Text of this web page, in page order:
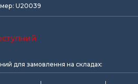
U20039
для замовлення на складах: